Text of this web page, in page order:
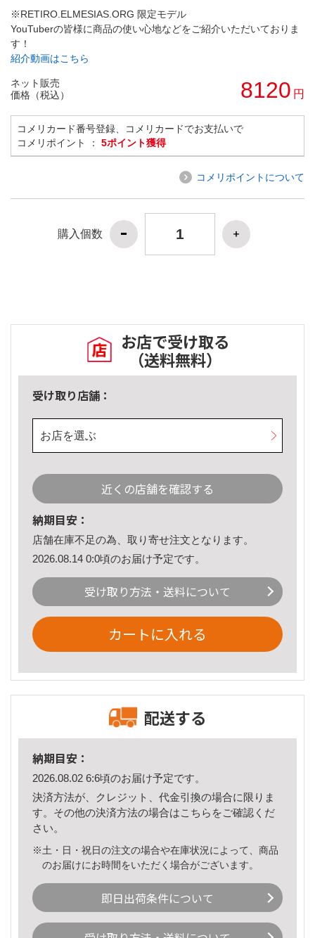
※RETIRO.ELMESIAS.ORG 限定モデル
YouTuberの皆様に商品の使い心地などをご紹介いただいておりま
す！
紹介動画はこちら
ネット販売
価格（税込）
8120 円
コメリカード番号登録、コメリカードでお支払いで
コメリポイント ： 5ポイント獲得
コメリポイントについて
購入個数
お店で受け取る
（送料無料）
受け取り店舗：
お店を選ぶ
近くの店舗を確認する
納期目安：
店舗在庫不足の為、取り寄せ注文となります。
2026.08.14 0:0頃のお届け予定です。
受け取り方法・送料について
カートに入れる
配送する
納期目安：
2026.08.02 6:6頃のお届け予定です。
決済方法が、クレジット、代金引換の場合に限りま
す。その他の決済方法の場合はこちら をご確認くだ
さい。
※土・日・祝日の注文の場合や在庫状況によって、商品
のお届けにお時間をいただく場合がございます。
即日出荷条件について